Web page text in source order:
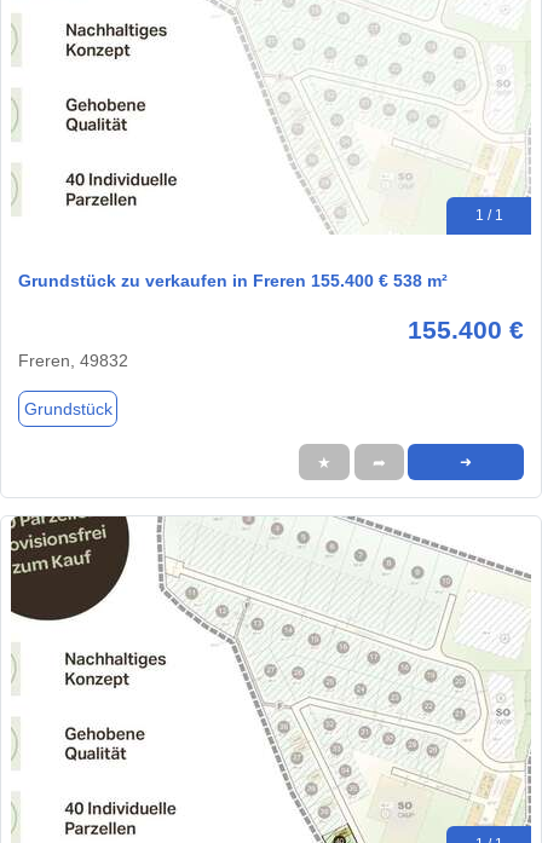
1 / 1
Grundstück zu verkaufen in Freren 155.400 € 538 m²
155.400 €
Freren, 49832
Grundstück
★ ➦ ➜